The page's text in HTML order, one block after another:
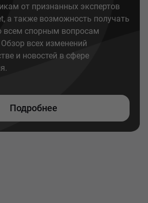
от признанных экспертов
а также возможность получать
всем спорным вопросам
всех изменений
и новостей в сфере
Подробнее